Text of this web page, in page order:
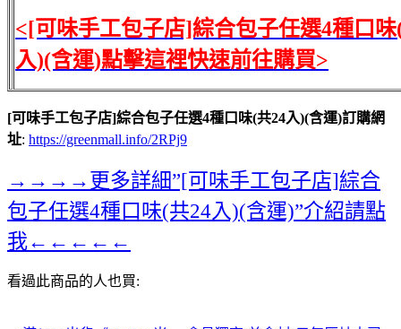
<[可味手工包子店]綜合包子任選4種口味
入)(含運)點擊這裡快速前往購買>
[可味手工包子店]綜合包子任選4種口味(共24入)(含運)訂購網
址: https://greenmall.info/2RPj9
→→→→更多詳細”[可味手工包子店]綜合
包子任選4種口味(共24入)(含運)”介紹請點
我←←←←←
看過此商品的人也買: